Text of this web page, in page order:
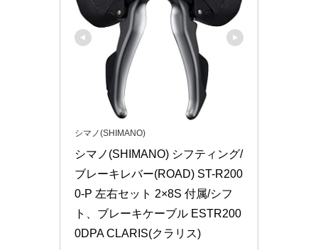
シマノ(SHIMANO)
シマノ(SHIMANO) シフティング/
ブレーキレバー(ROAD) ST-R200
0-P 左右セット 2×8S 付属/シフ
ト、ブレーキケーブル ESTR200
0DPA CLARIS(クラリス)